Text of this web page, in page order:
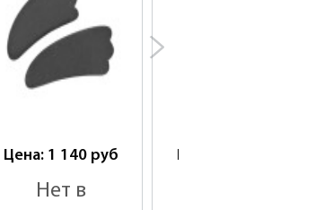
Цена: 1 140 руб
Нет в
Цена: 5 400